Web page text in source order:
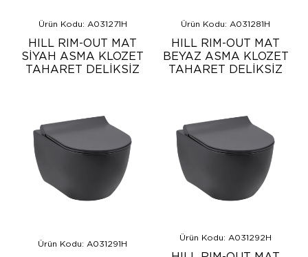
Ürün Kodu: A031271H
HILL RIM-OUT MAT
SİYAH ASMA KLOZET
TAHARET DELİKSİZ
Ürün Kodu: A031281H
HILL RIM-OUT MAT
BEYAZ ASMA KLOZET
TAHARET DELİKSİZ
Ürün Kodu: A031291H
Ürün Kodu: A031292H